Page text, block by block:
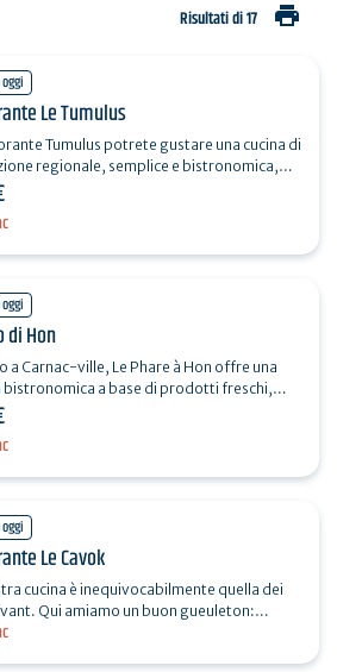
Risultati di 17 print
Le Tumulus
Tumulus potrete gustare una cucina di
regionale, semplice e bistronomica,
nella sala da pranzo degli anni Trenta. La…
di Hon
a Carnac-ville, Le Phare à Hon offre una
bistronomica a base di prodotti freschi,
di stagione.
Le Cavok
cucina è inequivocabilmente quella dei
Qui amiamo un buon gueuleton:
di manzo alla griglia su roccia lavica, una